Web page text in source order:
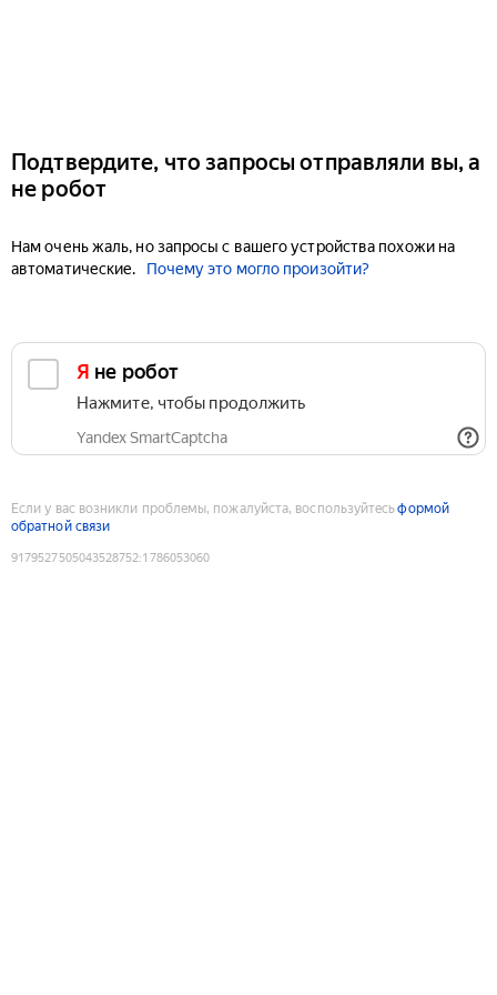
Подтвердите, что запросы отправляли вы, а
не робот
Нам очень жаль, но запросы с вашего устройства похожи на
автоматические.
Почему это могло произойти?
Я не робот
Нажмите, чтобы продолжить
Yandex SmartCaptcha
Если у вас возникли проблемы, пожалуйста, воспользуйтесьформой
обратной связи
9179527505043528752:1786053060